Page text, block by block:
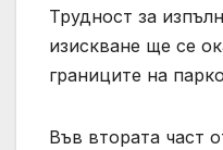
Трудност за
изискване ще се
границите на
Във втората част